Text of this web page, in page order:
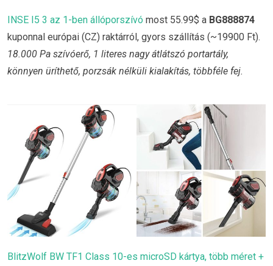
INSE I5 3 az 1-ben állóporszívó most 55.99$ a BG888874
kuponnal európai (CZ) raktárról, gyors szállítás (~19900 Ft).
18.000 Pa szívóerő, 1 literes nagy átlátszó portartály,
könnyen üríthető, porzsák nélküli kialakítás, többféle fej.
BlitzWolf BW TF1 Class 10-es microSD kártya, több méret +